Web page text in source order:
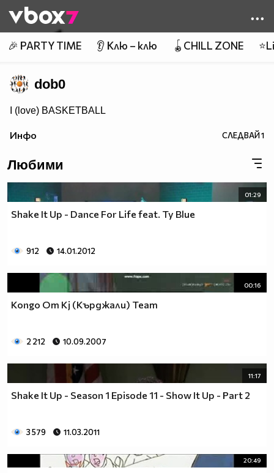
👾
🎉 PARTY TIME 👂 Клю – клю 🪀CHILL ZONE
dob0
I (love) BASKETBALL
Инфо СЛЕДВАЙ1
Любими
01:29
Shake It Up - Dance For Life feat. Ty Blue
912 14.01.2012
00:16
Kongo Oт Kj (Кърджали) Team
2 212 10.09.2007
11:17
Shake It Up - Season 1 Episode 11 - Show It Up - Part 2
3 579 11.03.2011
20:49